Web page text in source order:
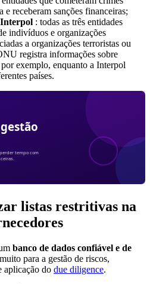
receberam sanções financeiras;
: todas as três entidades
indivíduos e organizações
a organizações terroristas ou
registra informações sobre
exemplo, enquanto a Interpol
países.
listas restritivas na
banco de dados confiável e de
para a gestão de riscos,
aplicação do due diligence.